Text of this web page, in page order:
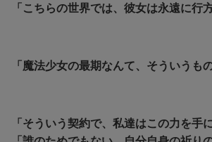
「こちらの世界では、彼女は永遠に行
「魔法少女の最期なんて、そういうもの
「そういう契約で、私達はこの力を手